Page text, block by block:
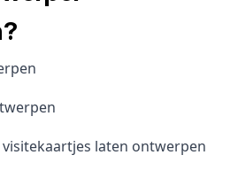
laten ontwerpen